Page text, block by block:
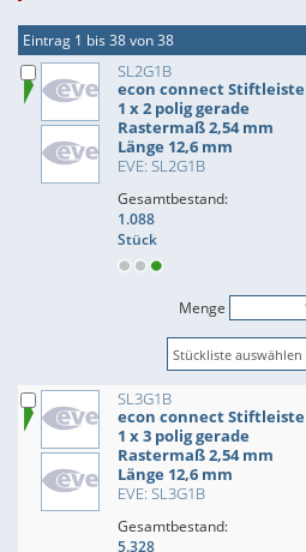
Eintrag 1 bis 38 von 38
SL2G1B
econ connect Stiftleiste
1 x 2 polig gerade
Rastermaß 2,54 mm
Länge 12,6 mm
EVE: SL2G1B
Gesamtbestand:
1.088
Stück
Menge
SL3G1B
econ connect Stiftleiste
1 x 3 polig gerade
Rastermaß 2,54 mm
Länge 12,6 mm
EVE: SL3G1B
Gesamtbestand:
5.328